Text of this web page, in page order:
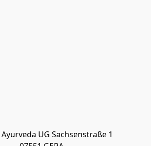
UG Sachsenstraße 1